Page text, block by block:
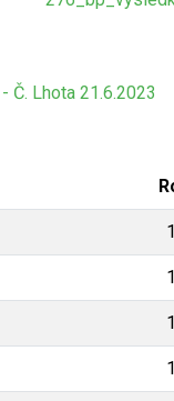
Č. Lhota 21.6.2023